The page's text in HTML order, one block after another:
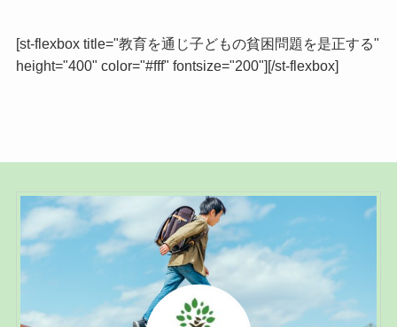
[st-flexbox title="教育を通じ子どもの貧困問題を是正する"
height="400" color="#fff" fontsize="200"][/st-flexbox]